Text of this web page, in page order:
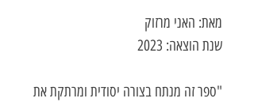
מאת: האני מרזוק
שנת הוצאה: 2023
"ספר זה מנתח בצורה יסודית ומרתקת את